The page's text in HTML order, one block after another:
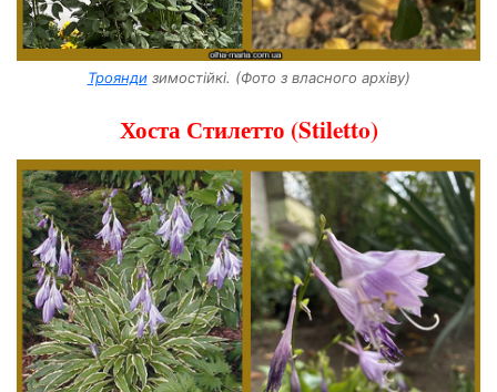
Трояндизимостійкі. (Фото з власного архіву)
Хоста Стилетто (Stiletto)